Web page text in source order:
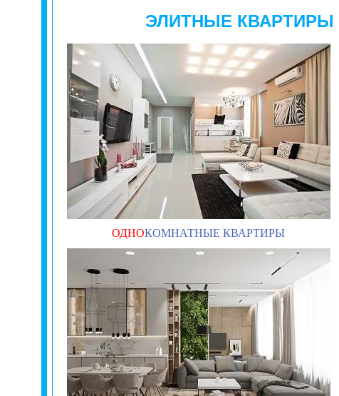
ЭЛИТНЫЕ КВАРТИРЫ
ОДНОКОМНАТНЫЕ КВАРТИРЫ